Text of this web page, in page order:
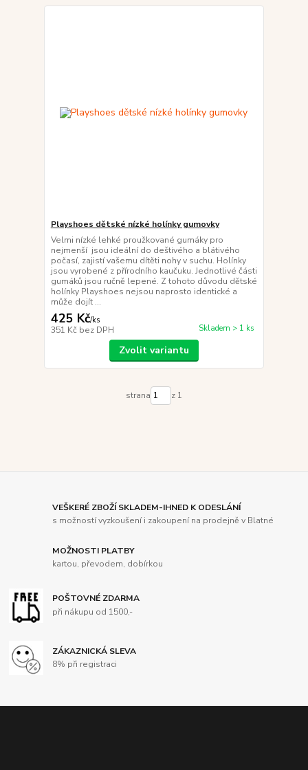
Playshoes dětské nízké holínky gumovky
Velmi nízké lehké proužkované gumáky pro
nejmenší jsou ideální do deštivého a blátivého
počasí, zajistí vašemu dítěti nohy v suchu. Holínky
jsou vyrobené z přírodního kaučuku. Jednotlivé části
gumáků jsou ručně lepené. Z tohoto důvodu dětské
holínky Playshoes nejsou naprosto identické a
může dojít ...
425 Kč/ks
351 Kč bez DPH Skladem > 1 ks
Zvolit variantu
strana z 1
VEŠKERÉ ZBOŽÍ SKLADEM-IHNED K ODESLÁNÍ
s možností vyzkoušení i zakoupení na prodejně v Blatné
MOŽNOSTI PLATBY
kartou, převodem, dobírkou
POŠTOVNÉ ZDARMA
při nákupu od 1500,-
ZÁKAZNICKÁ SLEVA
8% při registraci